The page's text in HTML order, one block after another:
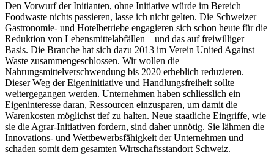
Den Vorwurf der Initianten, ohne Initiative würde im Bereich
Foodwaste nichts passieren, lasse ich nicht gelten. Die Schweizer
Gastronomie- und Hotelbetriebe engagieren sich schon heute für die
Reduktion von Lebensmittelabfällen – und das auf freiwilliger
Basis. Die Branche hat sich dazu 2013 im Verein United Against
Waste zusammengeschlossen. Wir wollen die
Nahrungsmittelverschwendung bis 2020 erheblich reduzieren.
Dieser Weg der Eigeninitiative und Handlungsfreiheit sollte
weitergegangen werden. Unternehmen haben schliesslich ein
Eigeninteresse daran, Ressourcen einzusparen, um damit die
Warenkosten möglichst tief zu halten. Neue staatliche Eingriffe, wie
sie die Agrar-Initiativen fordern, sind daher unnötig. Sie lähmen die
Innovations- und Wettbewerbsfähigkeit der Unternehmen und
schaden somit dem gesamten Wirtschaftsstandort Schweiz.